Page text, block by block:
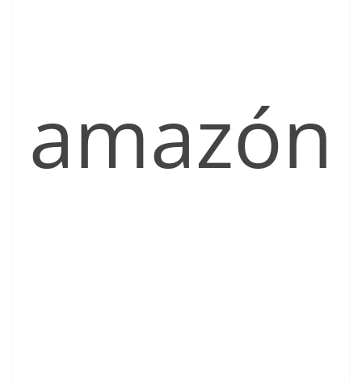
amazón